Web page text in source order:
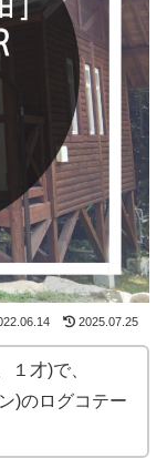
2025.07.25
１才)で、
)のログコテー